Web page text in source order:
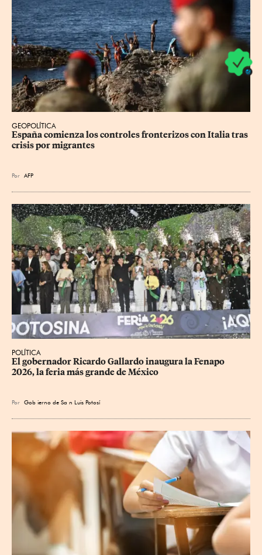
GEOPOLÍTICA
España comienza los controles fronterizos con Italia tras
crisis por migrantes
Por AFP
POLÍTICA
​El gobernador Ricardo Gallardo inaugura la Fenapo
2026, la feria más grande de México
Por Gob ierno de Sa n Luis Potosí